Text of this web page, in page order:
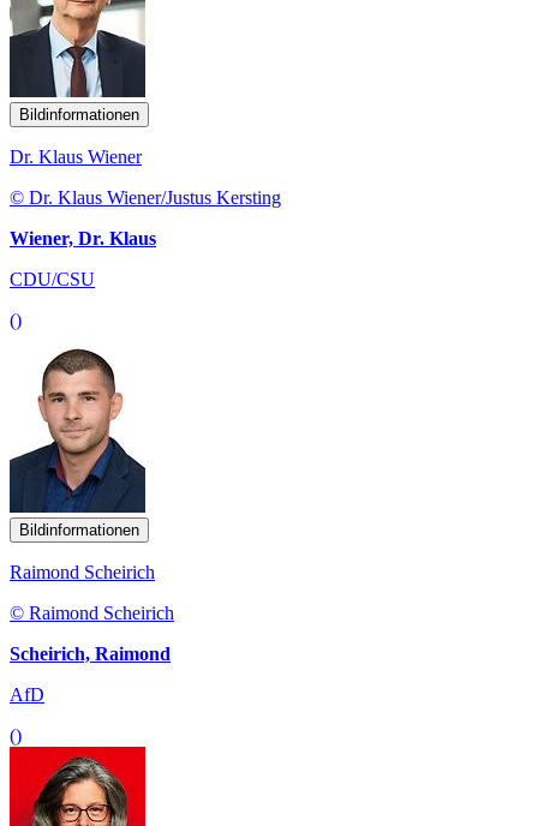
Bildinformationen
Dr. Klaus Wiener
© Dr. Klaus Wiener/Justus Kersting
Wiener, Dr. Klaus
CDU/CSU
()
Bildinformationen
Raimond Scheirich
© Raimond Scheirich
Scheirich, Raimond
AfD
()